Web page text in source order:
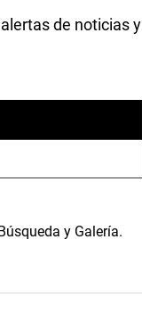
de noticias y
y Galería.